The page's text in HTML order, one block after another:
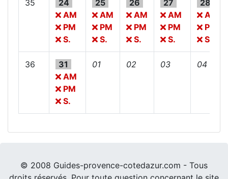
35
24
AM
PM
S.
25
AM
PM
S.
26
AM
PM
S.
27
AM
PM
S.
28
AM
PM
S.
36
31
AM
PM
S.
01 02 03 04
© 2008 Guides-provence-cotedazur.com - Tous